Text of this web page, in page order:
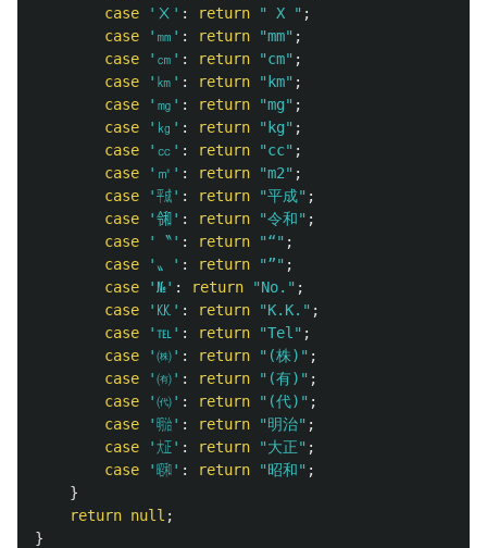
case
'Ⅹ' : return " X " ;
case
'㎜' : return "mm" ;
case
'㎝' : return "cm" ;
case
'㎞' : return "km" ;
case
'㎎' : return "mg" ;
case
'㎏' : return "kg" ;
case
'㏄' : return "cc" ;
case
'㎡' : return "m2" ;
case
'㍻' : return "平成" ;
case
'㋿' : return "令和" ;
case
'〝' : return "“" ;
case
'〟' : return "”" ;
case
'№' : return "No." ;
case
'㏍' : return "K.K." ;
case
'℡' : return "Tel" ;
case
'㈱' : return "(株)" ;
case
'㈲' : return "(有)" ;
case
'㈹' : return "(代)" ;
case
'㍾' : return "明治" ;
case
'㍽' : return "大正" ;
case
'㍼' : return "昭和" ;
}
return null ;
}